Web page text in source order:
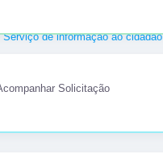
Serviço de informação ao cidadão
Solicitação